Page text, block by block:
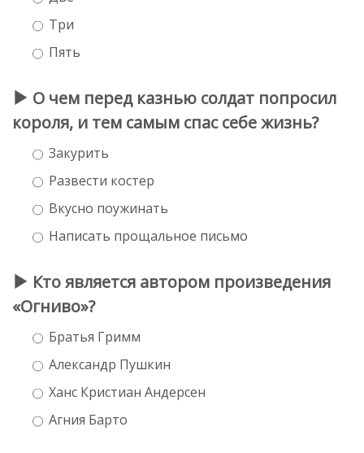
Три
Пять
О чем перед казнью солдат попросил
короля, и тем самым спас себе жизнь?
Закурить
Развести костер
Вкусно поужинать
Написать прощальное письмо
Кто является автором произведения
«Огниво»?
Братья Гримм
Александр Пушкин
Ханс Кристиан Андерсен
Агния Барто